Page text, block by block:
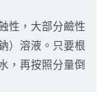
性，大部分鹼性
）溶液。只要根
，再按照分量倒